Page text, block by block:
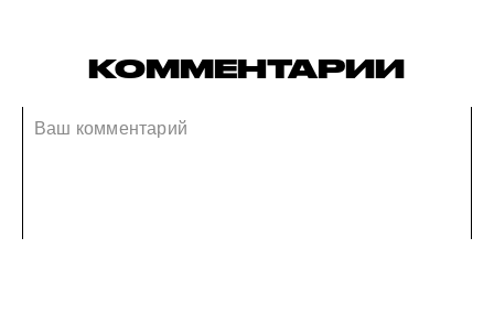
КОММЕНТАРИИ